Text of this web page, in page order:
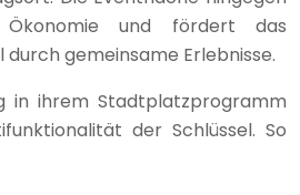
und fördert das
gemeinsame Erlebnisse.
in ihrem Stadtplatzprogramm
der Schlüssel. So